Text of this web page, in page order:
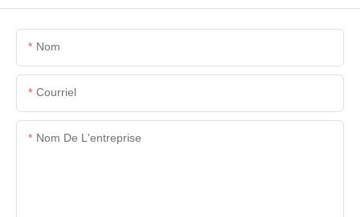
Nom
Courriel
Nom De L'entreprise